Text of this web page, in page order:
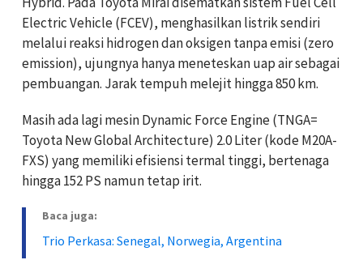
Electric Vehicle (FCEV), menghasilkan listrik sendiri
melalui reaksi hidrogen dan oksigen tanpa emisi (zero
emission), ujungnya hanya meneteskan uap air sebagai
pembuangan. Jarak tempuh melejit hingga 850 km.
Masih ada lagi mesin Dynamic Force Engine (TNGA=
Toyota New Global Architecture) 2.0 Liter (kode M20A-
FXS) yang memiliki efisiensi termal tinggi, bertenaga
hingga 152 PS namun tetap irit.
Baca juga:
Trio Perkasa: Senegal, Norwegia, Argentina